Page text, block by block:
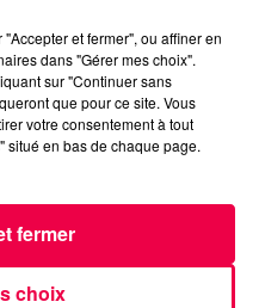
EMISSIONS
PODCASTS
et fermer", ou affiner en
dans "Gérer mes choix".
sur "Continuer sans
que pour ce site. Vous
votre consentement à tout
situé en bas de chaque page.
choix
fermer